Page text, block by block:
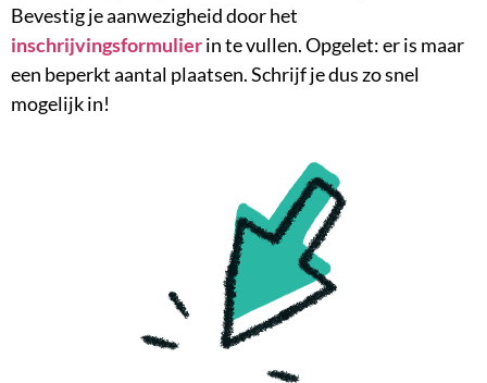
Bevestig je aanwezigheid door het
inschrijvingsformulierin te vullen. Opgelet: er is maar
een beperkt aantal plaatsen. Schrijf je dus zo snel
mogelijk in!